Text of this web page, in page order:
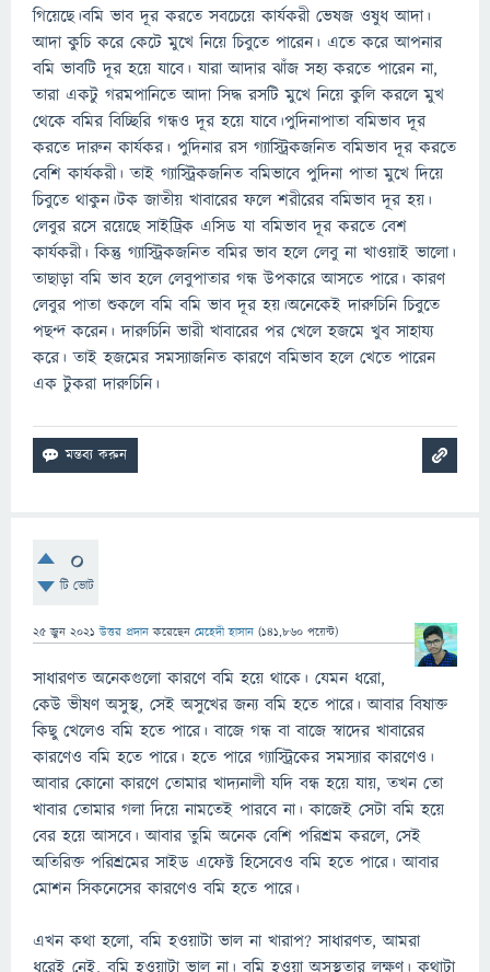
গিয়েছে।বমি ভাব দূর করতে সবচেয়ে কার্যকরী ভেষজ ওষুধ আদা।
আদা কুচি করে কেটে মুখে নিয়ে চিবুতে পারেন। এতে করে আপনার
বমি ভাবটি দূর হয়ে যাবে। যারা আদার ঝাঁজ সহ্য করতে পারেন না,
তারা একটু গরমপানিতে আদা সিদ্ধ রসটি মুখে নিয়ে কুলি করলে মুখ
থেকে বমির বিচ্ছিরি গন্ধও দূর হয়ে যাবে।পুদিনাপাতা বমিভাব দূর
করতে দারুন কার্যকর। পুদিনার রস গ্যাস্ট্রিকজনিত বমিভাব দূর করতে
বেশি কার্যকরী। তাই গ্যাস্ট্রিকজনিত বমিভাবে পুদিনা পাতা মুখে দিয়ে
চিবুতে থাকুন।টক জাতীয় খাবারের ফলে শরীরের বমিভাব দূর হয়।
লেবুর রসে রয়েছে সাইট্রিক এসিড যা বমিভাব দূর করতে বেশ
কার্যকরী। কিন্তু গ্যাস্ট্রিকজনিত বমির ভাব হলে লেবু না খাওয়াই ভালো।
তাছাড়া বমি ভাব হলে লেবুপাতার গন্ধ উপকারে আসতে পারে। কারণ
লেবুর পাতা শুকলে বমি বমি ভাব দূর হয়।অনেকেই দারুচিনি চিবুতে
পছন্দ করেন। দারুচিনি ভারী খাবারের পর খেলে হজমে খুব সাহায্য
করে। তাই হজমের সমস্যাজনিত কারণে বমিভাব হলে খেতে পারেন
এক টুকরা দারুচিনি।
0
টি ভোট
25 জুন 2021 উত্তর প্রদান করেছেন মেহেদী হাসান (141,860 পয়েন্ট)
সাধারণত অনেকগুলো কারণে বমি হয়ে থাকে। যেমন ধরো,
কেউ ভীষণ অসুস্থ, সেই অসুখের জন্য বমি হতে পারে। আবার বিষাক্ত
কিছু খেলেও বমি হতে পারে। বাজে গন্ধ বা বাজে স্বাদের খাবারের
কারণেও বমি হতে পারে। হতে পারে গ্যাস্ট্রিকের সমস্যার কারণেও।
আবার কোনো কারণে তোমার খাদ্যনালী যদি বন্ধ হয়ে যায়, তখন তো
খাবার তোমার গলা দিয়ে নামতেই পারবে না। কাজেই সেটা বমি হয়ে
বের হয়ে আসবে। আবার তুমি অনেক বেশি পরিশ্রম করলে, সেই
অতিরিক্ত পরিশ্রমের সাইড এফেক্ট হিসেবেও বমি হতে পারে। আবার
মোশন সিকনেসের কারণেও বমি হতে পারে।
এখন কথা হলো, বমি হওয়াটা ভাল না খারাপ? সাধারণত, আমরা